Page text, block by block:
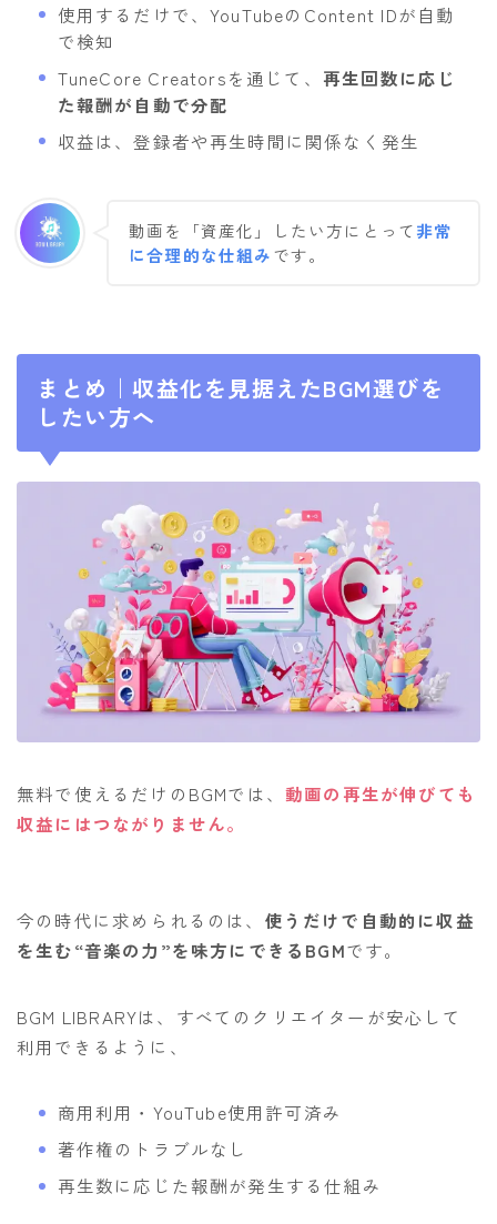
使用するだけで、YouTubeのContent IDが自動
で検知
TuneCore Creatorsを通じて、 再生回数に応じ
た報酬が自動で分配
収益は、登録者や再生時間に関係なく発生
動画を「資産化」したい方にとって非常
に合理的な仕組みです。
まとめ｜収益化を見据えたBGM選びを
したい方へ
無料で使えるだけのBGMでは、 動画の再生が伸びても
収益にはつながりません。
今の時代に求められるのは、 使うだけで自動的に収益
を生む“音楽の力”を味方にできるBGMです。
BGM LIBRARYは、すべてのクリエイターが安心して
利用できるように、
商用利用・YouTube使用許可済み
著作権のトラブルなし
再生数に応じた報酬が発生する仕組み